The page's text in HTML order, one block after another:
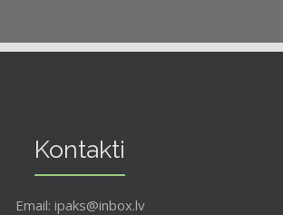
Kontakti
Email: ipaks@inbox.lv